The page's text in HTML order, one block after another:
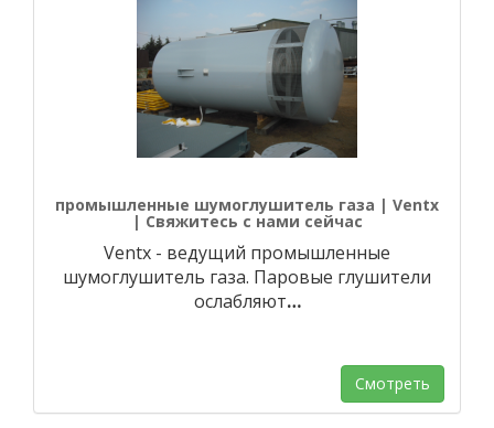
промышленные шумоглушитель газа | Ventx
| Свяжитесь с нами сейчас
Ventx - ведущий промышленные
шумоглушитель газа. Паровые глушители
ослабляют…
Смотреть